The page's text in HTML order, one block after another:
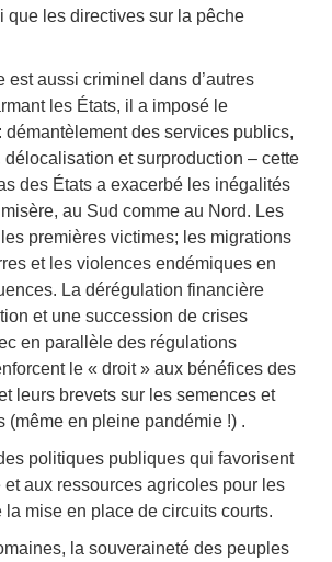
que les directives sur la pêche
est aussi criminel dans d’autres
les États, il a imposé le
des services publics,
délocalisation et surproduction – cette
des États a exacerbé les inégalités
au Sud comme au Nord. Les
premières victimes; les migrations
et les violences endémiques en
La dérégulation financière
et une succession de crises
en parallèle des régulations
le « droit » aux bénéfices des
leurs brevets sur les semences et
(même en pleine pandémie !) .
politiques publiques qui favorisent
et aux ressources agricoles pour les
mise en place de circuits courts.
la souveraineté des peuples